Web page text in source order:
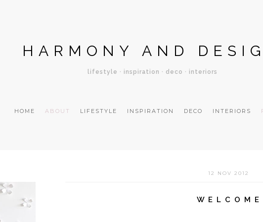
HARMONY AND
lifestyle · inspiration · deco · interiors
HOME ABOUT LIFESTYLE INSPIRATION DECO INTERIORS
12 NOV 2012
W E L C O M E